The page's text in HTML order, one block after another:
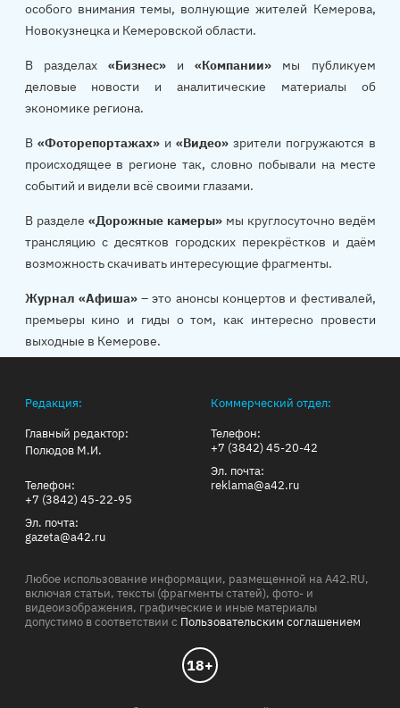
особого внимания темы, волнующие жителей Кемерова,
Новокузнецка и Кемеровской области.
В разделах «Бизнес»и«Компании» мы публикуем
деловые новости и аналитические материалы об
экономике региона.
В «Фоторепортажах»и«Видео» зрители погружаются в
происходящее в регионе так, словно побывали на месте
событий и видели всё своими глазами.
В разделе «Дорожные камеры»мы круглосуточно ведём
трансляцию с десятков городских перекрёстков и даём
возможность скачивать интересующие фрагменты.
Журнал «Афиша»– это анонсы концертов и фестивалей,
премьеры кино и гиды о том, как интересно провести
выходные в Кемерове.
Редакция:
Главный редактор:
Полюдов М.И.
Телефон:
+7 (3842) 45-22-95
Эл. почта:
gazeta@a42.ru
Коммерческий отдел:
Телефон:
+7 (3842) 45-20-42
Эл. почта:
reklama@a42.ru
Любое использование информации, размещенной на A42.RU,
включая статьи, тексты (фрагменты статей), фото- и
видеоизображения, графические и иные материалы
допустимо в соответствии с Пользовательским соглашением
18+